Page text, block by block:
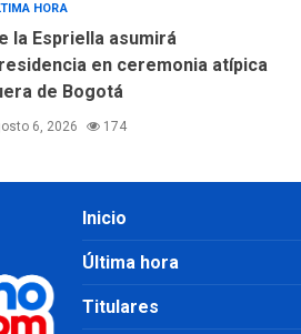
HORA
la Espriella asumirá
en ceremonia atípica
de Bogotá
6, 2026 174
Inicio
Última hora
Titulares